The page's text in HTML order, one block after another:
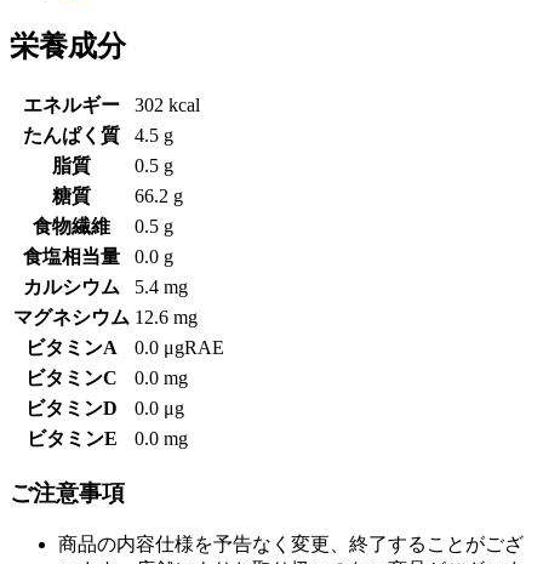
栄養成分
エネルギー
302 kcal
たんぱく質
4.5 g
脂質
0.5 g
糖質
66.2 g
食物繊維
0.5 g
食塩相当量
0.0 g
カルシウム
5.4 mg
マグネシウム 12.6 mg
ビタミンA
0.0 μgRAE
ビタミンC
0.0 mg
ビタミンD
0.0 μg
ビタミンE
0.0 mg
ご注意事項
商品の内容仕様を予告なく変更、終了することがござ